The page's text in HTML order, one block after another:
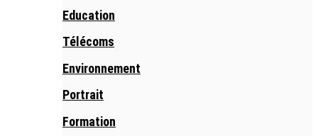
Education
Télécoms
Environnement
Portrait
Formation